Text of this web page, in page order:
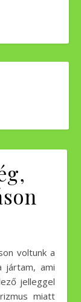
jártam, ami
jelleggel
miatt